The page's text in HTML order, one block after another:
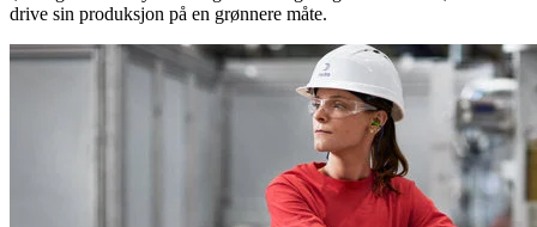
drive sin produksjon på en grønnere måte.